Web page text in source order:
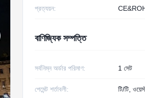
প্রত্যয়ন:
বাণিজ্যিক সম্পত্তি
সর্বনিম্ন অর্ডার পরিমাণ: 1 সেট
পেমেন্ট শর্তাবলী: টি/টি,